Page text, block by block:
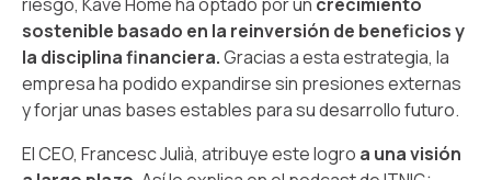
sostenible basado en la reinversión de beneficios y
la disciplina financiera.Gracias a esta estrategia, la
empresa ha podido expandirse sin presiones externas
y forjar unas bases estables para su desarrollo futuro.
El CEO, Francesc Julià, atribuye este logro a una visión